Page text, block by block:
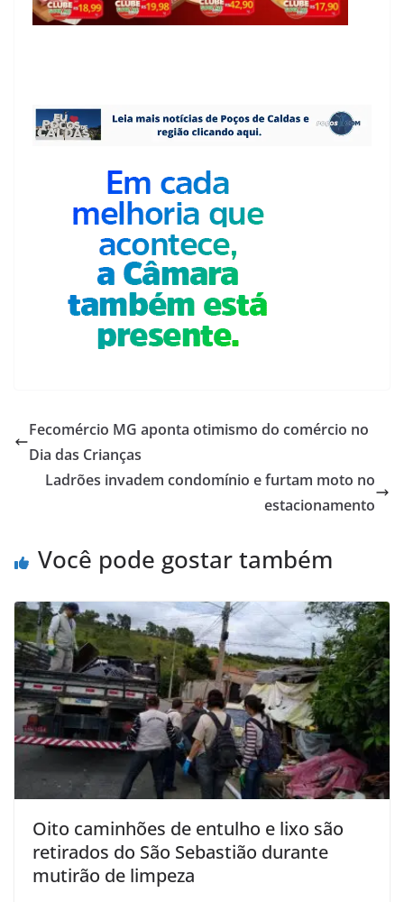
Fecomércio MG aponta otimismo do comércio no
Dia das Crianças
Ladrões invadem condomínio e furtam moto no
estacionamento
Você pode gostar também
Oito caminhões de entulho e lixo são
retirados do São Sebastião durante
mutirão de limpeza